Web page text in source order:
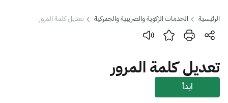
بحث
بحث بحث AI
الرئيسية الخدمات الزكوية والضريبية والجمركية تعديل كلمة المرور
تعديل كلمة المرور
ابدأ